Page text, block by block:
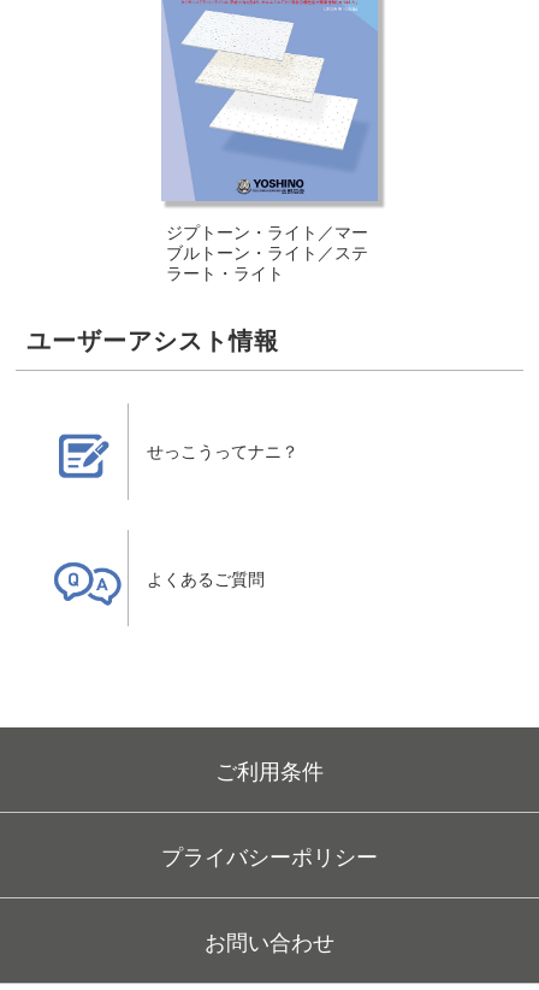
ジプトーン・ライト／マー
ブルトーン・ライト／ステ
ラート・ライト
ユーザーアシスト情報
せっこうってナニ？
よくあるご質問
ご利用条件
プライバシーポリシー
お問い合わせ